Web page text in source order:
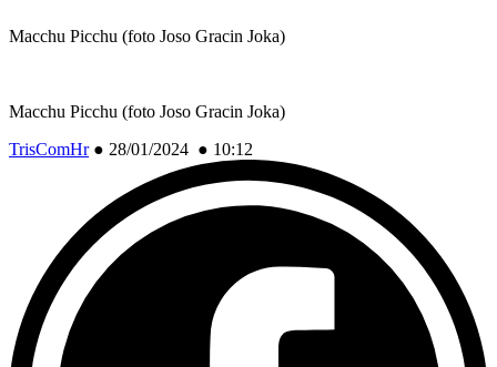
Macchu Picchu (foto Joso Gracin Joka)
Macchu Picchu (foto Joso Gracin Joka)
TrisComHr● 28/01/2024 ● 10:12